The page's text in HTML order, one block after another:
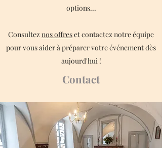
options...
Consultez nos offreset contactez notre équipe
pour vous aider àpréparer votre événement dès
aujourd'hui !
Contact